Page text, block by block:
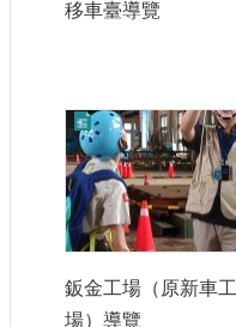
移車臺導覽
鈑金工場（原新車工
場）導覽